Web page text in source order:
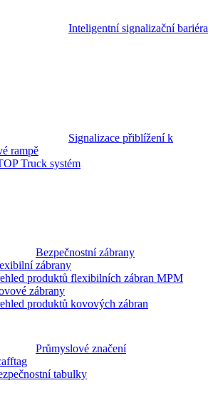
Inteligentní signalizační bariéra
Signalizace přiblížení k
rampě
Truck systém
Bezpečnostní zábrany
zábrany
produktů flexibilních zábran MPM
zábrany
produktů kovových zábran
Průmyslové značení
tabulky